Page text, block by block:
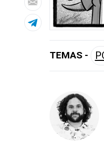
TEMAS -